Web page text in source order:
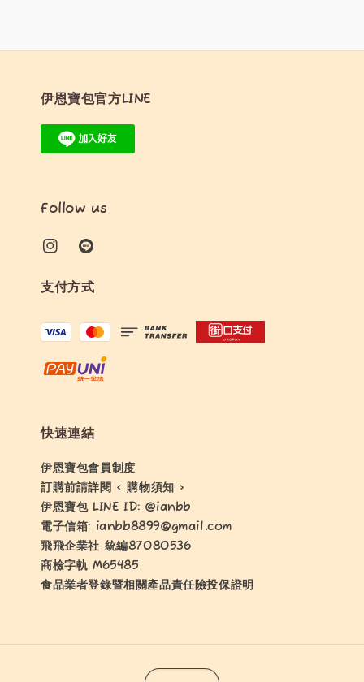
伊恩寶包官方LINE
Follow us
支付方式
快速連結
伊恩寶包會員制度
訂購前請詳閱 < 購物須知 >
伊恩寶包 LINE ID: @ianbb
電子信箱: ianbb8899@gmail.com
飛飛企業社 統編87080536
商檢字軌 M65485
食品業者登錄暨相關產品責任險投保證明